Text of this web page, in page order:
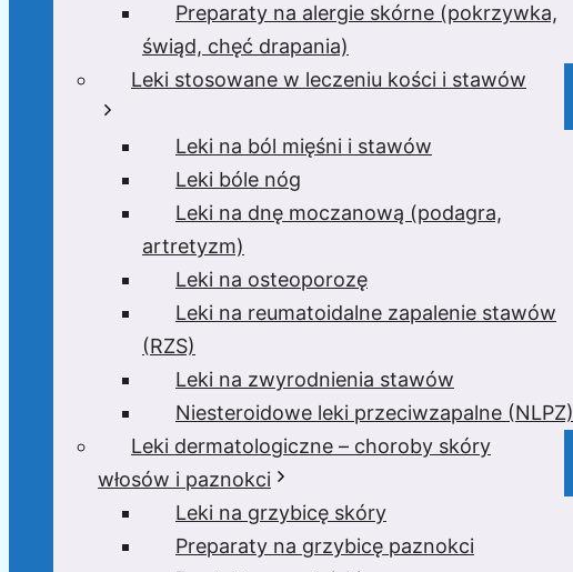
Preparaty na alergie skórne (pokrzywka,
świąd, chęć drapania)
Leki stosowane w leczeniu kości i stawów
Leki na ból mięśni i stawów
Leki bóle nóg
Leki na dnę moczanową (podagra,
artretyzm)
Leki na osteoporozę
Leki na reumatoidalne zapalenie stawów
(RZS)
Leki na zwyrodnienia stawów
Niesteroidowe leki przeciwzapalne (NLPZ)
Leki dermatologiczne – choroby skóry
włosów i paznokci
Leki na grzybicę skóry
Preparaty na grzybicę paznokci